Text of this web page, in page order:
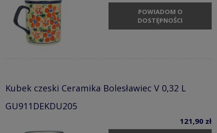
POWIADOM O
DOSTĘPNOŚCI
Kubek czeski Ceramika Bolesławiec V 0,32 L
GU911DEKDU205
121,90 zł